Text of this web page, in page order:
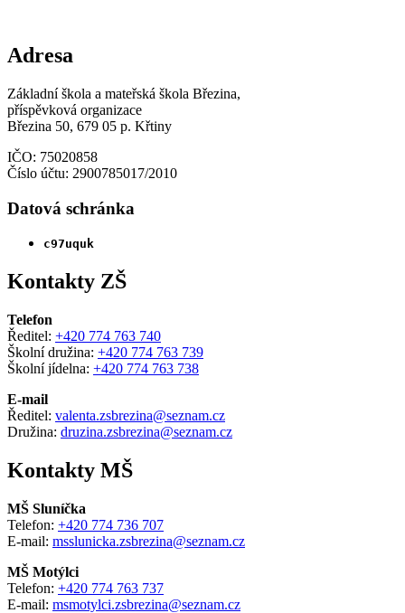
Adresa
Základní škola a mateřská škola Březina,
příspěvková organizace
Březina 50, 679 05 p. Křtiny
IČO: 75020858
Číslo účtu: 2900785017/2010
Datová schránka
c97uquk
Kontakty ZŠ
Telefon
Ředitel: +420 774 763 740
Školní družina: +420 774 763 739
Školní jídelna: +420 774 763 738
E-mail
Ředitel: valenta.zsbrezina@seznam.cz
Družina: druzina.zsbrezina@seznam.cz
Kontakty MŠ
MŠ Sluníčka
Telefon: +420 774 736 707
E-mail: msslunicka.zsbrezina@seznam.cz
MŠ Motýlci
Telefon: +420 774 763 737
E-mail: msmotylci.zsbrezina@seznam.cz